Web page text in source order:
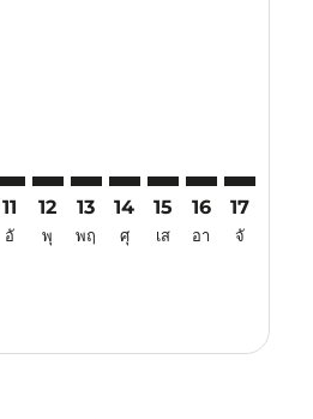
11
อั
12
พุ
13
พฤ
14
ศุ
15
เส
16
อา
17
จั